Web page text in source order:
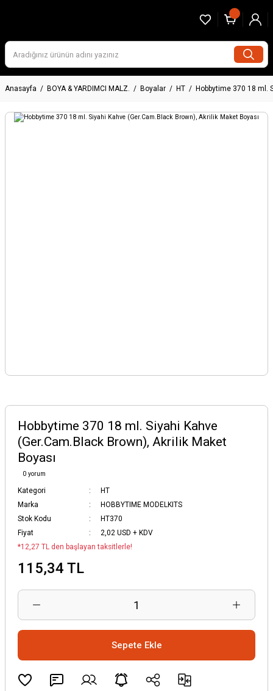
Anasayfa BOYA & YARDIMCI MALZ. Boyalar HT Hobbytime 370 18 ml.
Hobbytime 370 18 ml. Siyahi Kahve
(Ger.Cam.Black Brown), Akrilik Maket
Boyası
0 yorum
Kategori
HT
Marka
HOBBYTIME MODELKITS
Stok Kodu
HT370
Fiyat
2,02 USD + KDV
*12,27 TL den başlayan taksitlerle!
115,34 TL
Sepete Ekle